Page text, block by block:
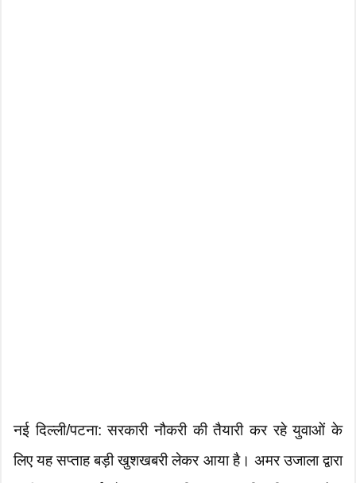
नई दिल्ली/पटना: सरकारी नौकरी की तैयारी कर रहे युवाओं के
लिए यह सप्ताह बड़ी खुशखबरी लेकर आया है। अमर उजाला द्वारा